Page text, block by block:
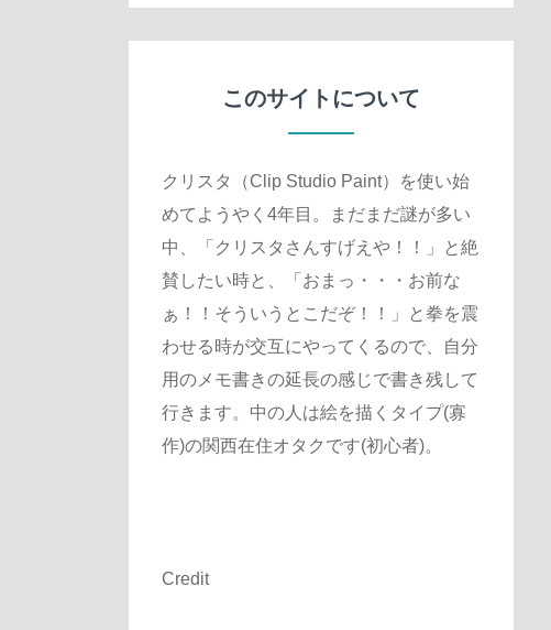
このサイトについて
クリスタ（Clip Studio Paint）を使い始
めてようやく4年目。まだまだ謎が多い
中、「クリスタさんすげえや！！」と絶
賛したい時と、「おまっ・・・お前な
ぁ！！そういうとこだぞ！！」と拳を震
わせる時が交互にやってくるので、自分
用のメモ書きの延長の感じで書き残して
行きます。中の人は絵を描くタイプ(寡
作)の関西在住オタクです(初心者)。
Credit